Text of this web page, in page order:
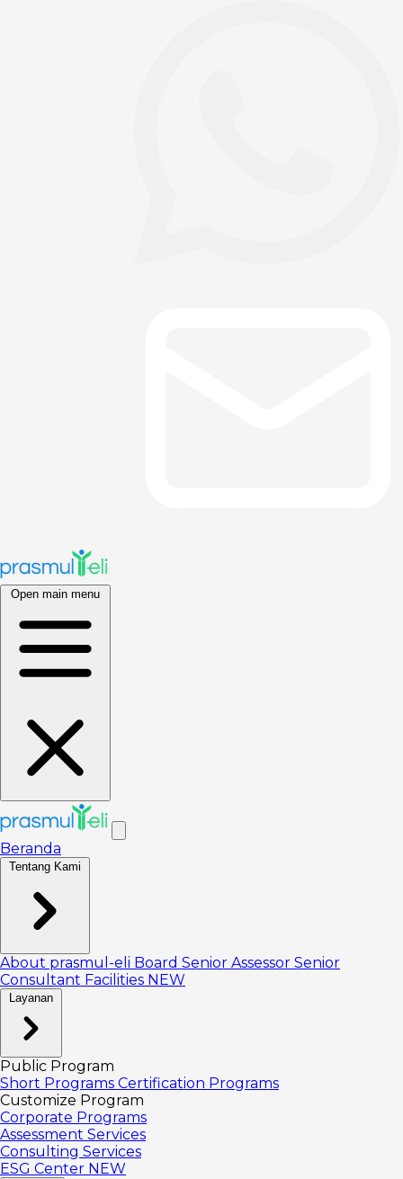
Open main menu
Beranda
Tentang Kami
About prasmul-eli Board Senior Assessor Senior
Consultant Facilities NEW
Layanan
Public Program
Short Programs Certification Programs
Customize Program
Corporate Programs
Assessment Services
Consulting Services
ESG Center NEW